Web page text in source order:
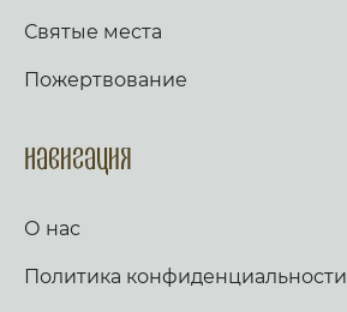
Святые места
Пожертвование
Навигация
О нас
Политика конфиденциальности